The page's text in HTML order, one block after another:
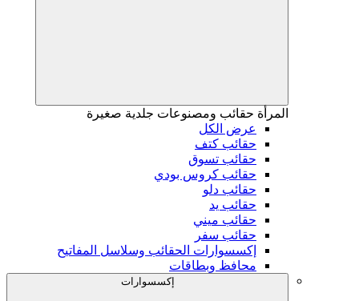
المرأة حقائب ومصنوعات جلدية صغيرة
عرض الكل
حقائب كتف
حقائب تسوق
حقائب كروس بودي
حقائب دلو
حقائب يد
حقائب ميني
حقائب سفر
إكسسوارات الحقائب وسلاسل المفاتيح
محافظ وبطاقات
إكسسوارات